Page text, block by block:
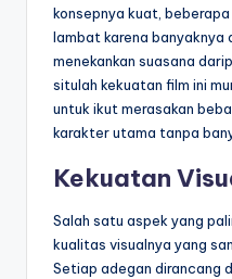
konsepnya kuat,
lambat karena
menekankan suasana
situlah kekuatan film ini
untuk ikut merasakan
karakter utama tanpa
Kekuatan
Salah satu aspek yang
kualitas visualnya yang
Setiap adegan dirancang